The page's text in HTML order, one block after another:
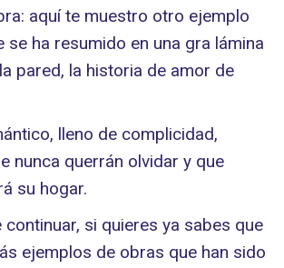
aquí te muestro otro ejemplo
se ha resumido en una gra lámina
pared, la historia de amor de
lleno de complicidad,
nunca querrán olvidar y que
su hogar.
continuar, si quieres ya sabes que
ejemplos de obras que han sido